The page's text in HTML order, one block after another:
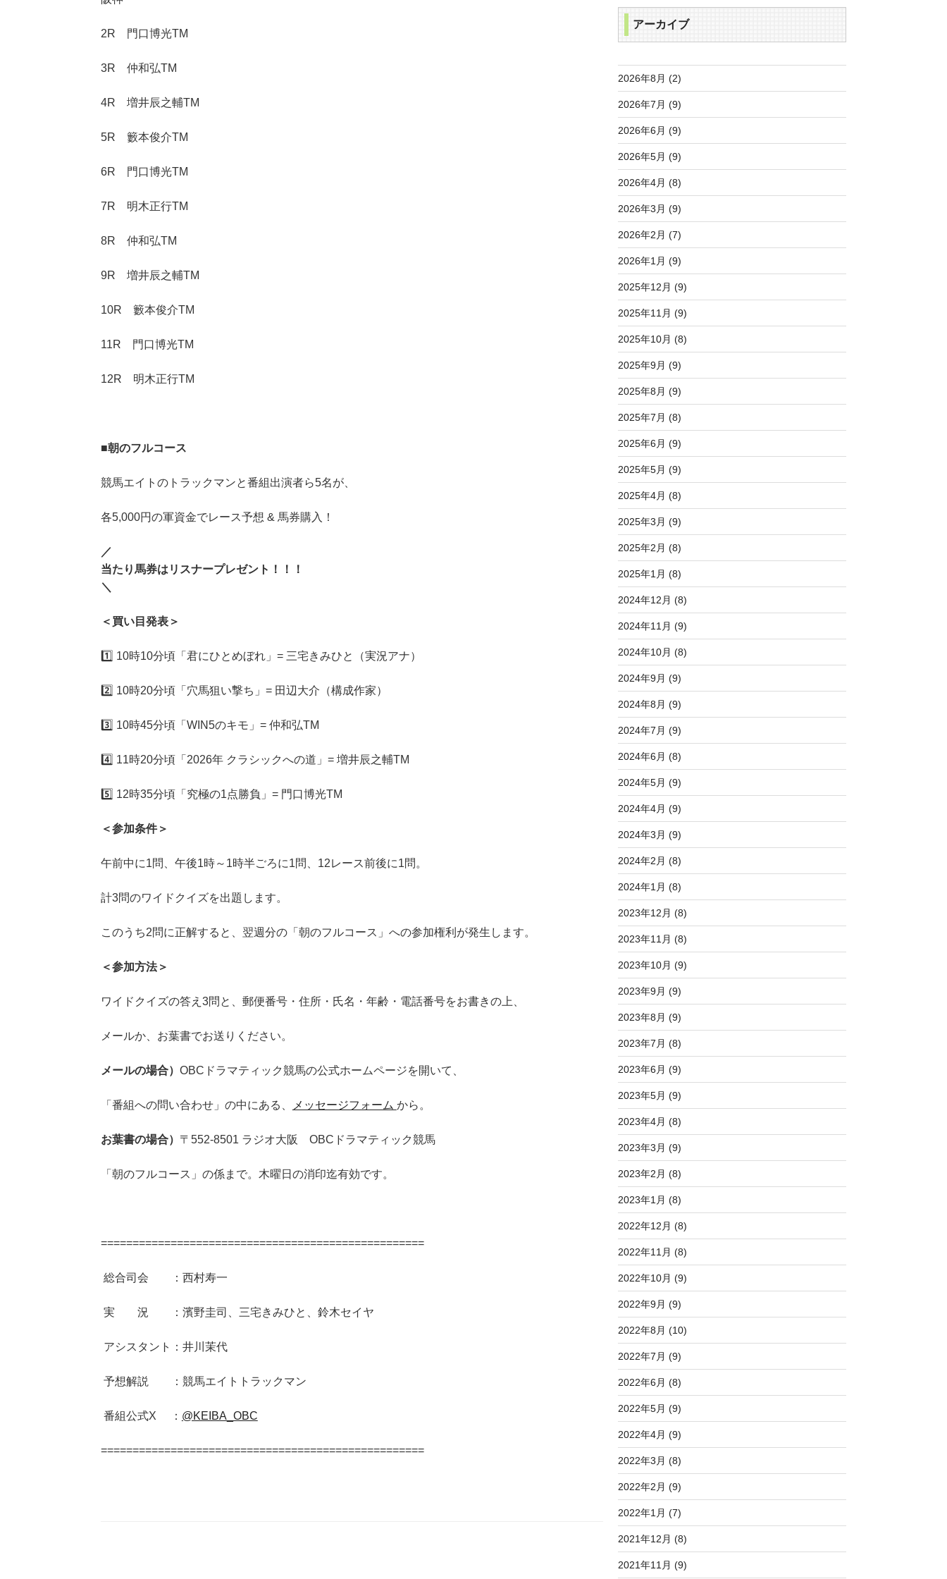
2R 門口博光TM
3R 仲和弘TM
4R 増井辰之輔TM
5R 籔本俊介TM
6R 門口博光TM
7R 明木正行TM
8R 仲和弘TM
9R 増井辰之輔TM
10R 籔本俊介TM
11R 門口博光TM
12R 明木正行TM
■朝のフルコース
競馬エイトのトラックマンと番組出演者ら5名が、
各5,000円の軍資金でレース予想 & 馬券購入！
／
当たり馬券はリスナープレゼント！！！
＼
＜買い目発表＞
1️⃣ 10時10分頃「君にひとめぼれ」= 三宅きみひと（実況アナ）
2️⃣ 10時20分頃「穴馬狙い撃ち」= 田辺大介（構成作家）
3️⃣ 10時45分頃「WIN5のキモ」= 仲和弘TM
4️⃣ 11時20分頃「2026年 クラシックへの道」= 増井辰之輔TM
5️⃣ 12時35分頃「究極の1点勝負」= 門口博光TM
＜参加条件＞
午前中に1問、午後1時～1時半ごろに1問、12レース前後に1問。
計3問のワイドクイズを出題します。
このうち2問に正解すると、翌週分の「朝のフルコース」への参加権利が発生します。
＜参加方法＞
ワイドクイズの答え3問と、郵便番号・住所・氏名・年齢・電話番号をお書きの上、
メールか、お葉書でお送りください。
メールの場合） OBCドラマティック競馬の公式ホームページを開いて、
「番組への問い合わせ」の中にある、 メッセージフォーム から。
お葉書の場合） 〒552-8501 ラジオ大阪 OBCドラマティック競馬
「朝のフルコース」の係まで。木曜日の消印迄有効です。
===================================================
総合司会 ：西村寿一
実 況 ：濱野圭司、三宅きみひと、鈴木セイヤ
アシスタント：井川茉代
予想解説 ：競馬エイトトラックマン
番組公式X ： @KEIBA_OBC
===================================================
アーカイブ
2026年8月 (2)
2026年7月 (9)
2026年6月 (9)
2026年5月 (9)
2026年4月 (8)
2026年3月 (9)
2026年2月 (7)
2026年1月 (9)
2025年12月 (9)
2025年11月 (9)
2025年10月 (8)
2025年9月 (9)
2025年8月 (9)
2025年7月 (8)
2025年6月 (9)
2025年5月 (9)
2025年4月 (8)
2025年3月 (9)
2025年2月 (8)
2025年1月 (8)
2024年12月 (8)
2024年11月 (9)
2024年10月 (8)
2024年9月 (9)
2024年8月 (9)
2024年7月 (9)
2024年6月 (8)
2024年5月 (9)
2024年4月 (9)
2024年3月 (9)
2024年2月 (8)
2024年1月 (8)
2023年12月 (8)
2023年11月 (8)
2023年10月 (9)
2023年9月 (9)
2023年8月 (9)
2023年7月 (8)
2023年6月 (9)
2023年5月 (9)
2023年4月 (8)
2023年3月 (9)
2023年2月 (8)
2023年1月 (8)
2022年12月 (8)
2022年11月 (8)
2022年10月 (9)
2022年9月 (9)
2022年8月 (10)
2022年7月 (9)
2022年6月 (8)
2022年5月 (9)
2022年4月 (9)
2022年3月 (8)
2022年2月 (9)
2022年1月 (7)
2021年12月 (8)
2021年11月 (9)